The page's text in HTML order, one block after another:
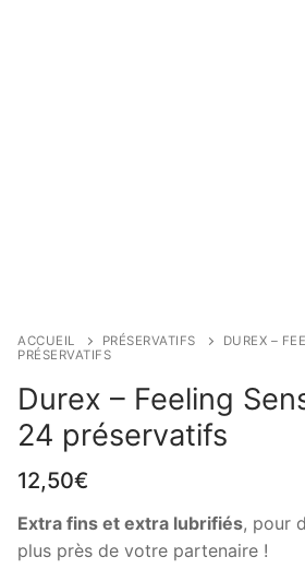
ACCUEIL PRÉSERVATIFS
DUREX –
PRÉSERVATIFS
Durex – Feeling
24 préservatifs
12,50€
Extra fins et extra lubrifiés, pour
plus près de votre partenaire !